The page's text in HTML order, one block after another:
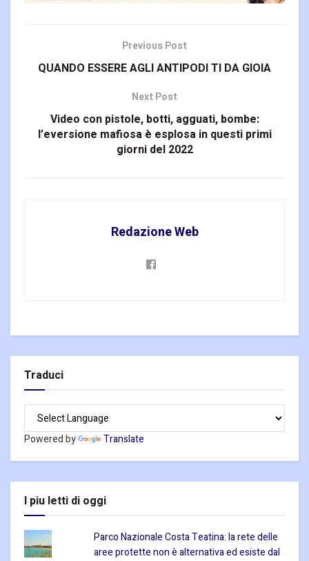
Previous Post
QUANDO ESSERE AGLI ANTIPODI TI DA GIOIA
Next Post
Video con pistole, botti, agguati, bombe:
l’eversione mafiosa è esplosa in questi primi
giorni del 2022
Redazione Web
Traduci
Powered by Translate
I piu letti di oggi
Parco Nazionale Costa Teatina: la rete delle
aree protette non è alternativa ed esiste dal